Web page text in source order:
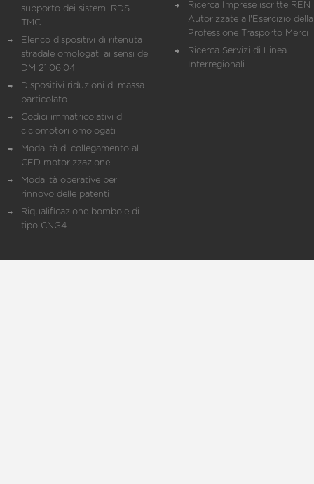
supporto dei sistemi RDS
TMC
Elenco dispositivi di ritenuta
stradale omologati ai sensi del
DM 21.06.04
Dispositivi riduzioni di massa
particolato
Codici immatricolativi di
ciclomotori omologati
Modalità di collegamento al
CED motorizzazione
Modalità operative per il
rinnovo delle patenti
Riqualificazione bombole di
tipo CNG4
Ricerca Imprese iscritte REN
Autorizzate all'Esercizio della
Professione Trasporto Merci
Ricerca Servizi di Linea
Interregionali